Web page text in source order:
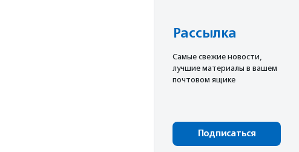
Рассылка
Cамые свежие новости,
лучшие материалы в вашем
почтовом ящике
Подписаться